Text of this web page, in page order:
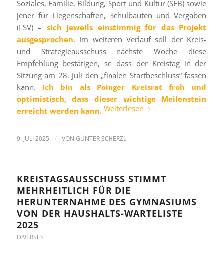
Soziales, Familie, Bildung, Sport und Kultur (SFB) sowie
jener für Liegenschaften, Schulbauten und Vergaben
(LSV) – sich jeweils einstimmig für das Projekt
ausgesprochen. Im weiteren Verlauf soll der Kreis-
und Strategieausschuss nächste Woche diese
Empfehlung bestätigen, so dass der Kreistag in der
Sitzung am 28. Juli den „finalen Startbeschluss“ fassen
kann. Ich bin als Poinger Kreisrat froh und
optimistisch, dass dieser wichtige Meilenstein
erreicht werden kann. Weiterlesen
9. JULI 2025 / VON GÜNTER SCHERZL
KREISTAGSAUSSCHUSS STIMMT
MEHRHEITLICH FÜR DIE
HERUNTERNAHME DES GYMNASIUMS
VON DER HAUSHALTS-WARTELISTE
2025
DIVERSES